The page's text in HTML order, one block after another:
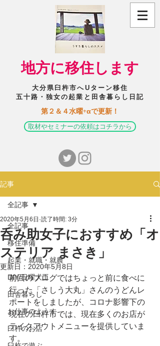
​地方に移住します
大分県臼杵市へUターン移住
五十路・独女の起業と田舎暮らし日記
​第２＆４水曜+αで更新！
取材やセミナーの依頼はコチラから
記事
全記事
移住準備
起業・就職・就農
DIY/日曜大工
田舎暮らし
お仕事のようす
臼杵のお店
全記事
呑み助女子におすすめ「オ
ステリア まさき」
2020年5月6日 読了時間: 3分
更新日： 2020年5月8日
前回のブログではちょっと前に食べに
行った「さしう大丸」さんのうどんレ
ポートをしましたが、コロナ影響下の
現在の臼杵市では、現在多くのお店が
テイクアウトメニューを提供していま
す。